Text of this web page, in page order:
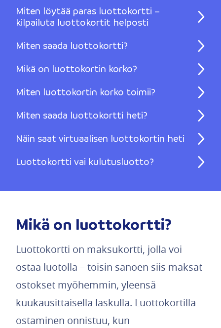
Miten löytää paras luottokortti –
kilpailuta luottokortit helposti
Miten saada luottokortti?
Mikä on luottokortin korko?
Miten luottokortin korko toimii?
Miten saada luottokortti heti?
Näin saat virtuaalisen luottokortin heti
Luottokortti vai kulutusluotto?
Mikä on luottokortti?
Luottokortti on maksukortti, jolla voi
ostaa luotolla – toisin sanoen siis maksat
ostokset myöhemmin, yleensä
kuukausittaisella laskulla. Luottokortilla
ostaminen onnistuu, kun